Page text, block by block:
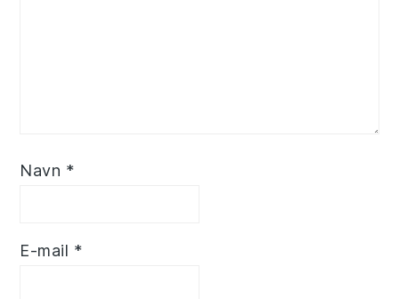
Navn *
E-mail *